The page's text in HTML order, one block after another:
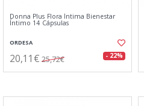
Donna Plus Flora Íntima Bienestar
Íntimo 14 Cápsulas
ORDESA
20,11€ 25,72€ - 22%